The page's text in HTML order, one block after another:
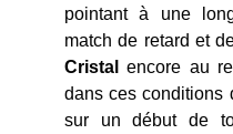
pointant à une
match de retard et
Cristal
encore au
dans ces conditions
sur un début de